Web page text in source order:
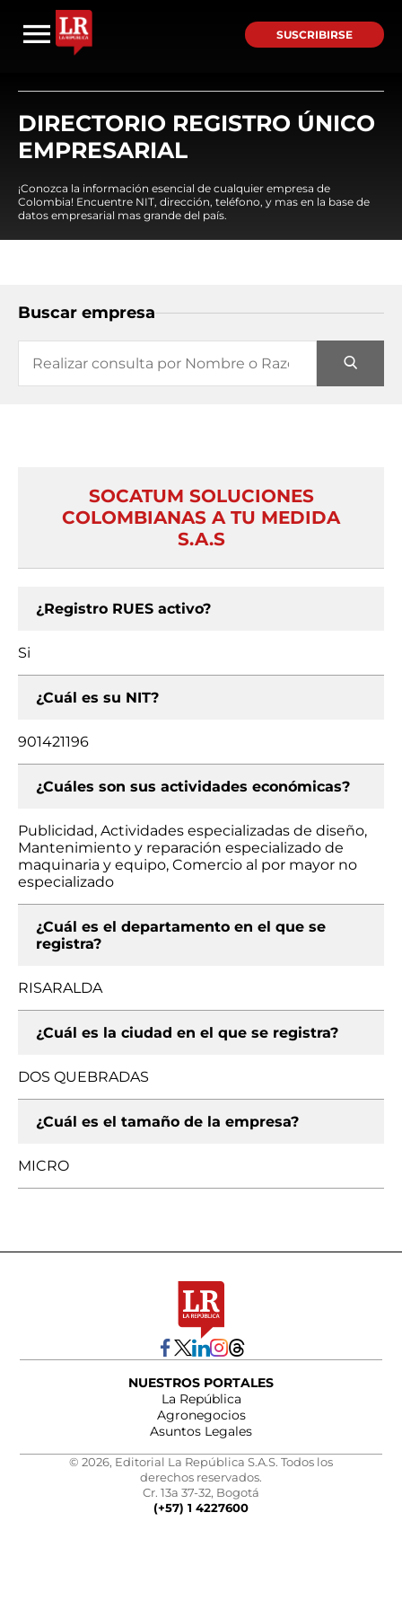
SUSCRIBIRSE
DIRECTORIO REGISTRO ÚNICO
EMPRESARIAL
¡Conozca la información esencial de cualquier empresa de
Colombia! Encuentre NIT, dirección, teléfono, y mas en la base de
datos empresarial mas grande del país.
Buscar empresa
SOCATUM SOLUCIONES
COLOMBIANAS A TU MEDIDA
S.A.S
¿Registro RUES activo?
Si
¿Cuál es su NIT?
901421196
¿Cuáles son sus actividades económicas?
Publicidad, Actividades especializadas de diseño,
Mantenimiento y reparación especializado de
maquinaria y equipo, Comercio al por mayor no
especializado
¿Cuál es el departamento en el que se
registra?
RISARALDA
¿Cuál es la ciudad en el que se registra?
DOS QUEBRADAS
¿Cuál es el tamaño de la empresa?
MICRO
NUESTROS PORTALES
La República
Agronegocios
Asuntos Legales
© 2026, Editorial La República S.A.S. Todos los
derechos reservados.
Cr. 13a 37-32, Bogotá
(+57) 1 4227600